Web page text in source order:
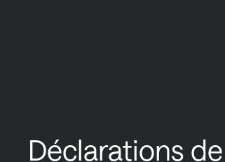
Déclarations